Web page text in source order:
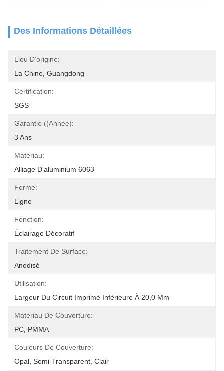
Des Informations Détaillées
Lieu D'origine:
La Chine, Guangdong
Certification:
SGS
Garantie ((Année):
3 Ans
Matériau:
Alliage D'aluminium 6063
Forme:
Ligne
Fonction:
Éclairage Décoratif
Traitement De Surface:
Anodisé
Utilisation:
Largeur Du Circuit Imprimé Inférieure À 20,0 Mm
Matériau De Couverture:
PC, PMMA
Couleurs De Couverture:
Opal, Semi-Transparent, Clair